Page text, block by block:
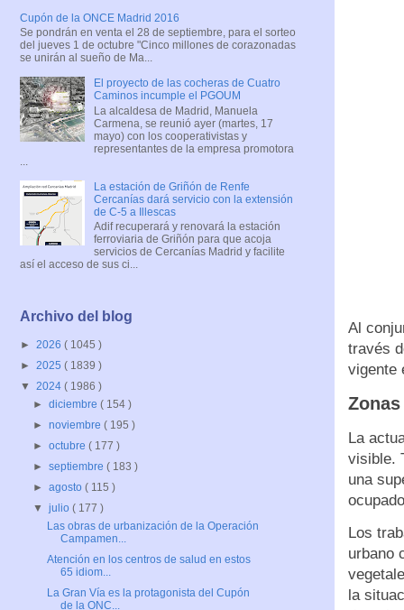
Al
través
vigente
La
visible.
una
Los
urbano
la
Cupón de la ONCE Madrid 2016
Se pondrán en venta el 28 de septiembre, para el sorteo
del jueves 1 de octubre "Cinco millones de corazonadas
se unirán al sueño de Ma...
El proyecto de las cocheras de Cuatro
Caminos incumple el PGOUM
La alcaldesa de Madrid, Manuela
Carmena, se reunió ayer (martes, 17
mayo) con los cooperativistas y
representantes de la empresa promotora
La estación de Griñón de Renfe
Cercanías dará servicio con la extensión
de C-5 a Illescas
Adif recuperará y renovará la estación
ferroviaria de Griñón para que acoja
servicios de Cercanías Madrid y facilite
así el acceso de sus ci...
Archivo del blog
► 2026 ( 1045 )
► 2025 ( 1839 )
▼ 2024 ( 1986 )
►diciembre( 154 )
►noviembre( 195 )
►octubre( 177 )
►septiembre( 183 )
►agosto( 115 )
▼julio( 177 )
Las obras de urbanización de la Operación
Campamen...
Atención en los centros de salud en estos
65 idiom...
La Gran Vía es la protagonista del Cupón
de la ONC...